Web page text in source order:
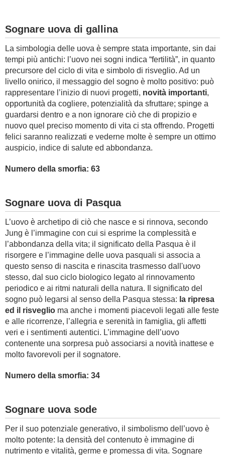
Sognare uova di gallina
La simbologia delle uova è sempre stata importante, sin dai
tempi più antichi: l’uovo nei sogni indica “fertilità”, in quanto
precursore del ciclo di vita e simbolo di risveglio. Ad un
livello onirico, il messaggio del sogno è molto positivo: può
rappresentare l’inizio di nuovi progetti, novità importanti,
opportunità da cogliere, potenzialità da sfruttare; spinge a
guardarsi dentro e a non ignorare ciò che di propizio e
nuovo quel preciso momento di vita ci sta offrendo. Progetti
felici saranno realizzati e vederne molte è sempre un ottimo
auspicio, indice di salute ed abbondanza.
Numero della smorfia: 63
Sognare uova di Pasqua
L’uovo è archetipo di ciò che nasce e si rinnova, secondo
Jung è l’immagine con cui si esprime la complessità e
l’abbondanza della vita; il significato della Pasqua è il
risorgere e l’immagine delle uova pasquali si associa a
questo senso di nascita e rinascita trasmesso dall'uovo
stesso, dal suo ciclo biologico legato al rinnovamento
periodico e ai ritmi naturali della natura. Il significato del
sogno può legarsi al senso della Pasqua stessa: la ripresa
ed il risveglio ma anche i momenti piacevoli legati alle feste
e alle ricorrenze, l’allegria e serenità in famiglia, gli affetti
veri e i sentimenti autentici. L’immagine dell’uovo
contenente una sorpresa può associarsi a novità inattese e
molto favorevoli per il sognatore.
Numero della smorfia: 34
Sognare uova sode
Per il suo potenziale generativo, il simbolismo dell’uovo è
molto potente: la densità del contenuto è immagine di
nutrimento e vitalità, germe e promessa di vita. Sognare